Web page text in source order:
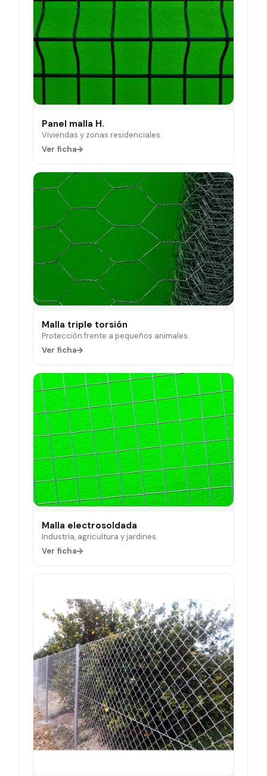
Panel malla H.
Viviendas y zonas residenciales.
Ver ficha
Malla triple torsión
Protección frente a pequeños animales.
Ver ficha
Malla electrosoldada
Industria, agricultura y jardines.
Ver ficha